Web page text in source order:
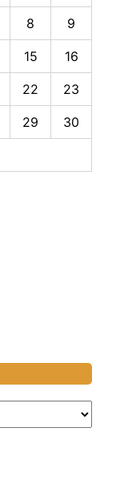
8 9
15 16
22 23
29 30